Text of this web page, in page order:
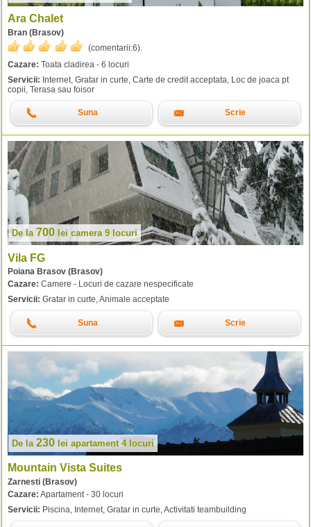
Ara Chalet
Bran (Brasov)
(comentarii:6).
Cazare: Toata cladirea - 6 locuri
Servicii: Internet, Gratar in curte, Carte de credit acceptata, Loc de joaca pt
copii, Terasa sau foisor
Suna Scrie
De la 700 lei camera 9 locuri
Vila FG
Poiana Brasov (Brasov)
Cazare: Camere - Locuri de cazare nespecificate
Servicii: Gratar in curte, Animale acceptate
Suna Scrie
De la 230 lei apartament 4 locuri
Mountain Vista Suites
Zarnesti (Brasov)
Cazare: Apartament - 30 locuri
Servicii: Piscina, Internet, Gratar in curte, Activitati teambuilding